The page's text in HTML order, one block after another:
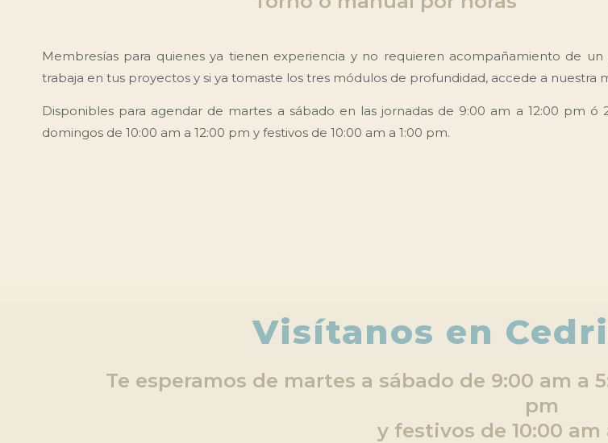
Membresías para quienes ya tienen experiencia y no requieren acompañamiento de un
trabaja en tus proyectos y si ya tomaste los tres módulos de profundidad, accede a nuestra
Disponibles para agendar de martes a sábado en las jornadas de 9:00 am a 12:00 pm ó
domingos de 10:00 am a 12:00 pm y festivos de 10:00 am a 1:00 pm.
Visítanos en
Te esperamos de martes a sábado de 9:00 am a
pm
y festivos de 10:00 am